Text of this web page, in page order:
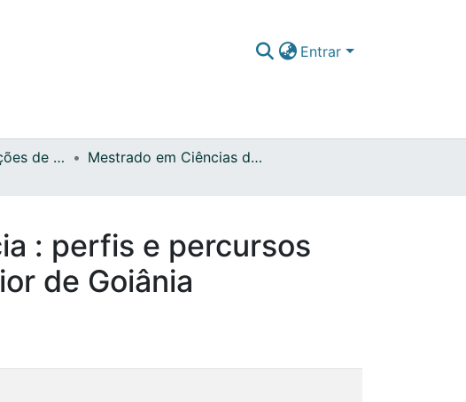
Entrar
FPED - Dissertações de Mestrado
Mestrado em Ciências da Educação
: perfis e percursos
de Goiânia